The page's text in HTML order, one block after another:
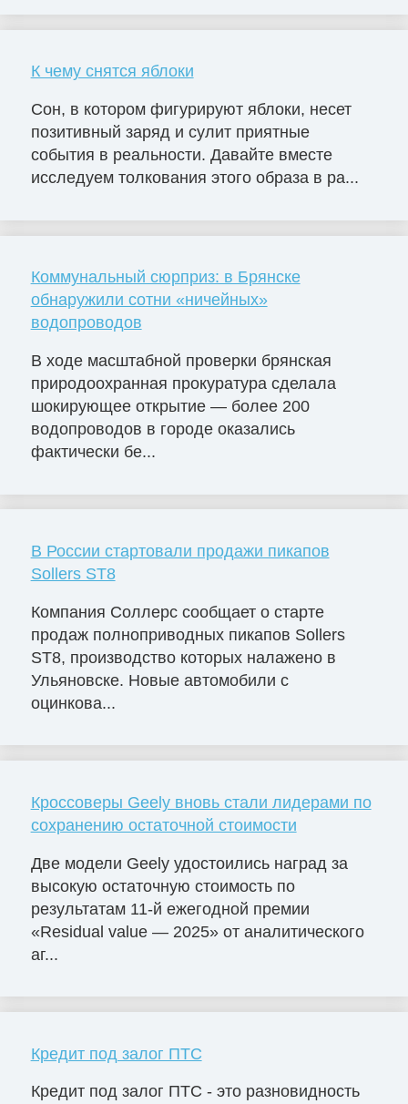
К чему снятся яблоки
Сон, в котором фигурируют яблоки, несет
позитивный заряд и сулит приятные
события в реальности. Давайте вместе
исследуем толкования этого образа в ра...
Коммунальный сюрприз: в Брянске
обнаружили сотни «ничейных»
водопроводов
В ходе масштабной проверки брянская
природоохранная прокуратура сделала
шокирующее открытие — более 200
водопроводов в городе оказались
фактически бе...
В России стартовали продажи пикапов
Sollers ST8
Компания Соллерс сообщает о старте
продаж полноприводных пикапов Sollers
ST8, производство которых налажено в
Ульяновске. Новые автомобили с
оцинкова...
Кроссоверы Geely вновь стали лидерами по
сохранению остаточной стоимости
Две модели Geely удостоились наград за
высокую остаточную стоимость по
результатам 11-й ежегодной премии
«Residual value — 2025» от аналитического
аг...
Кредит под залог ПТС
Кредит под залог ПТС - это разновидность